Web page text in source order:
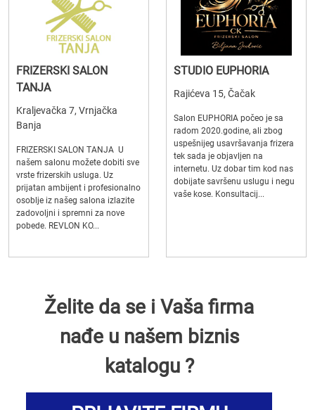
FRIZERSKI SALON
TANJA
Kraljevačka 7, Vrnjačka
Banja
FRIZERSKI SALON TANJA U
našem salonu možete dobiti sve
vrste frizerskih usluga. Uz
prijatan ambijent i profesionalno
osoblje iz našeg salona izlazite
zadovoljni i spremni za nove
pobede. REVLON KO...
STUDIO EUPHORIA
Rajićeva 15, Čačak
Salon EUPHORIA počeo je sa
radom 2020.godine, ali zbog
uspešnijeg usavršavanja frizera
tek sada je objavljen na
internetu. Uz dobar tim kod nas
dobijate savršenu uslugu i negu
vaše kose. Konsultacij...
Želite da se i Vaša firma
nađe u našem biznis
katalogu ?